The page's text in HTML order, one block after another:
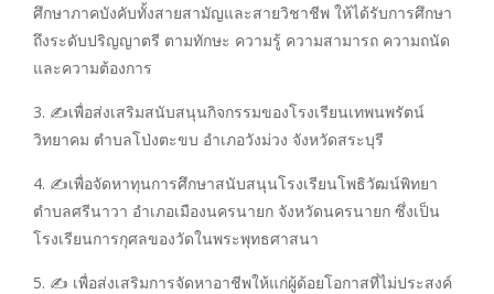
ศึกษาภาคบังคับทั้งสายสามัญและสายวิชาชีพ ให้ได้รับการศึกษา
ถึงระดับปริญญาตรี ตามทักษะ ความรู้ ความสามารถ ความถนัด
และความต้องการ
3. ✍️เพื่อส่งเสริมสนับสนุนกิจกรรมของโรงเรียนเทพนพรัตน์
วิทยาคม ตำบลโป่งตะขบ อำเภอวังม่วง จังหวัดสระบุรี
4. ✍️เพื่อจัดหาทุนการศึกษาสนับสนุนโรงเรียนโพธิวัฒน์พิทยา
ตำบลศรีนาวา อำเภอเมืองนครนายก จังหวัดนครนายก ซึ่งเป็น
โรงเรียนการกุศลของวัดในพระพุทธศาสนา
5. ✍️ เพื่อส่งเสริมการจัดหาอาชีพให้แก่ผู้ด้อยโอกาสที่ไม่ประสงค์